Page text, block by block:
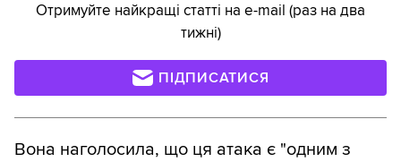
Отримуйте найкращі статті на e-mail (раз на два
тижні)
ПІДПИСАТИСЯ
Вона наголосила, що ця атака є "одним з